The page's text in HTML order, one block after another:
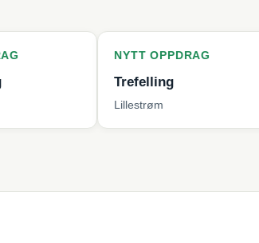
NYTT OPPDRAG